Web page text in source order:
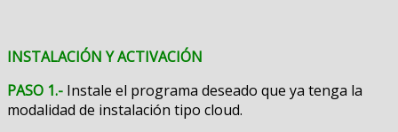
INSTALACIÓN Y ACTIVACIÓN
PASO 1.- Instale el programa deseado que ya tenga la
modalidad de instalación tipo cloud.